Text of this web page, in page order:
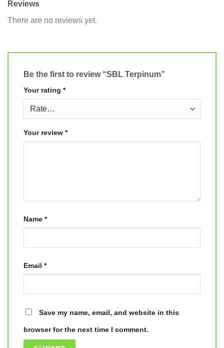
Reviews
There are no reviews yet.
Be the first to review “SBL Terpinum”
Your rating *
Your review *
Name *
Email *
Save my name, email, and website in this
browser for the next time I comment.